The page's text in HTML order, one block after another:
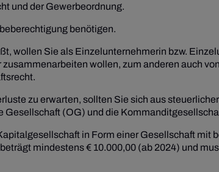
und der Gewerbeordnung.
benötigen.
wollen Sie als Einzelunternehmerin bzw.
wollen, zum anderen auch
zu erwarten, sollten Sie sich aus
Gesellschaft (OG) und die
in Form einer Gesellschaft mit
mindestens € 10.000,00 (ab 2024) und